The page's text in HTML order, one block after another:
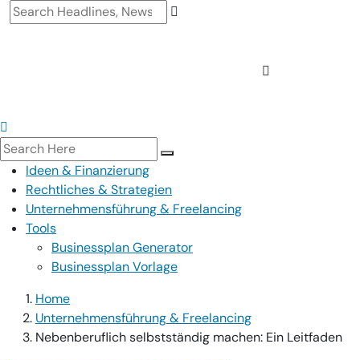
Ideen & Finanzierung
Rechtliches & Strategien
Unternehmensführung & Freelancing
Tools
Businessplan Generator
Businessplan Vorlage
Home
Unternehmensführung & Freelancing
Nebenberuflich selbstständig machen: Ein Leitfaden